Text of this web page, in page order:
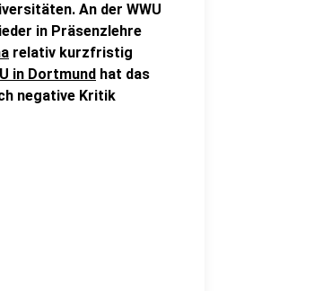
An der WWU
in Präsenzlehre
relativ kurzfristig
in Dortmund hat das
negative Kritik